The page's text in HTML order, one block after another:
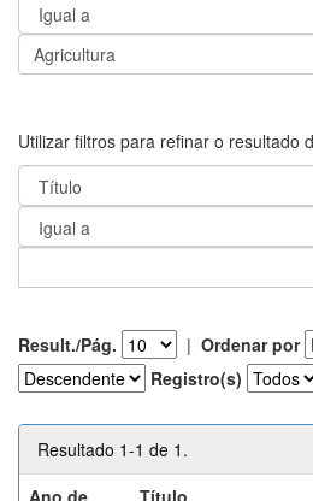
Utilizar filtros para refinar o resultado
Result./Pág. | Ordenar por
Registro(s)
Resultado 1-1 de 1.
Ano de
Título